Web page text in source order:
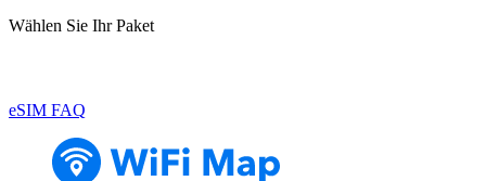
Wählen Sie Ihr Paket
eSIM FAQ